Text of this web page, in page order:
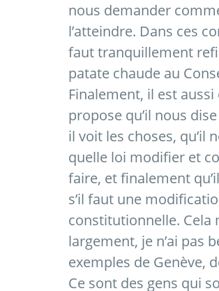
nous demander
l’atteindre. Dans ces
faut tranquillement
patate chaude au
Finalement, il est aussi
propose qu’il nous
il voit les choses, qu’il
quelle loi modifier et
faire, et finalement
s’il faut une
constitutionnelle. Cela
largement, je n’ai pas
exemples de Genève,
Ce sont des gens qui